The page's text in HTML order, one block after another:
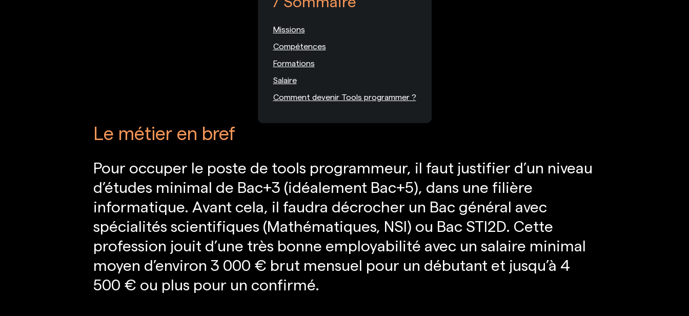
Le métier en bref
Pour occuper le poste de tools programmeur, il faut justifier d’un niveau
d’études minimal de Bac+3 (idéalement Bac+5), dans une filière
informatique. Avant cela, il faudra décrocher un Bac général avec
spécialités scientifiques (Mathématiques, NSI) ou Bac STI2D. Cette
profession jouit d’une très bonne employabilité avec un salaire minimal
moyen d’environ 3 000 € brut mensuel pour un débutant et jusqu’à 4
500 € ou plus pour un confirmé.
Missions
Compétences
Formations
Salaire
Comment devenir Tools programmer ?